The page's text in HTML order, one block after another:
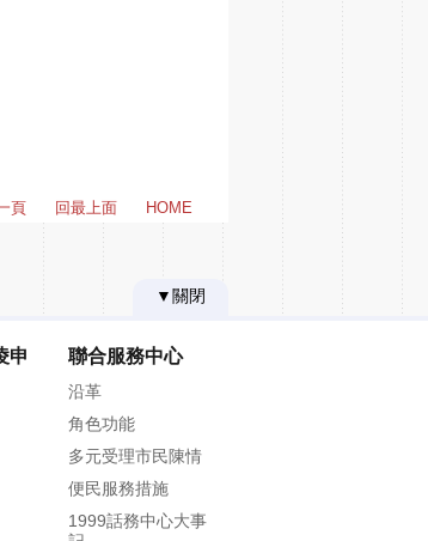
頁 回最上面 HOME
▼關閉
申
聯合服務中心
沿革
角色功能
多元受理市民陳情
便民服務措施
1999話務中心大事